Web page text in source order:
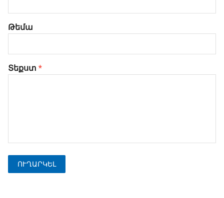
Թեմա
Տեքստ *